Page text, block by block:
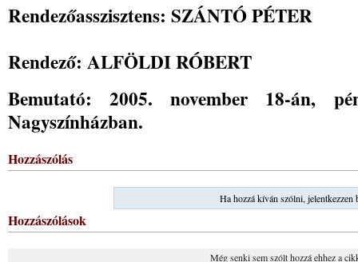
Rendezőasszisztens: SZÁNTÓ PÉTER
Rendező: ALFÖLDI RÓBERT
Bemutató: 2005. november 18-án,
Nagyszínházban.
Hozzászólás
Ha hozzá kíván szólni, jelentkezzen
Hozzászólások
Még senki sem szólt hozzá ehhez a